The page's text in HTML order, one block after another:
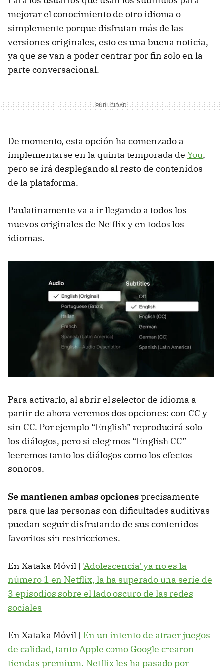
mejorar el conocimiento de otro idioma o
simplemente porque disfrutan más de las
versiones originales, esto es una buena noticia,
ya que se van a poder centrar por fin solo en la
parte conversacional.
De momento, esta opción ha comenzado a
implementarse en la quinta temporada de You,
pero se irá desplegando al resto de contenidos
de la plataforma.
Paulatinamente va a ir llegando a todos los
nuevos originales de Netflix y en todos los
idiomas.
Para activarlo, al abrir el selector de idioma a
partir de ahora veremos dos opciones: con CC y
sin CC. Por ejemplo “English” reproducirá solo
los diálogos, pero si elegimos “English CC”
leeremos tanto los diálogos como los efectos
sonoros.
Se mantienen ambas opcionesprecisamente
para que las personas con dificultades auditivas
puedan seguir disfrutando de sus contenidos
favoritos sin restricciones.
En Xataka Móvil | 'Adolescencia' ya no es la
número 1 en Netflix, la ha superado una serie de
3 episodios sobre el lado oscuro de las redes
sociales
En Xataka Móvil | En un intento de atraer juegos
de calidad, tanto Apple como Google crearon
tiendas premium. Netflix les ha pasado por